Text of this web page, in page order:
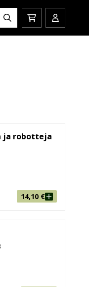
Hae
Siirry
Avaa/
ja robotteja
14,10 €